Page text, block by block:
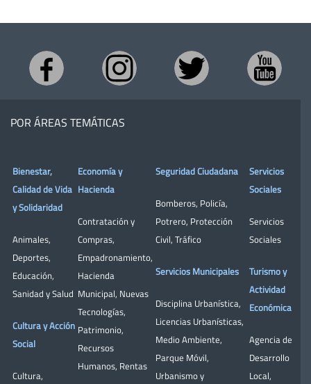
POR ÁREAS TEMÁTICAS
Bienestar,
Calidad de Vida
y Solidaridad
Animales,
Deportes,
Educación,
Sanidad y Salud
Cultura y Acción
Social
Cultura,
Economía y
Hacienda
Contratación y
Compras,
Empadronamiento,
Hacienda
Municipal, Nuevas
Tecnologías,
Patrimonio,
Recursos
Humanos, Rentas
Seguridad Ciudadana
Bomberos, Policía,
Potrero, Protección
Civil, Tráfico
Servicios Municipales
Disciplina Urbanística,
Licencias Urbanísticas,
Medio Ambiente,
Parque Móvil,
Urbanismo y
Servicios
Sociales
Servicios
Sociales
Turismo y
Actividad
Económica
Agencia de
Desarrollo
Local,